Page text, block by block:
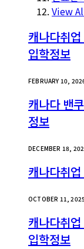
View
캐나다취
입학정보
FEBRUARY 10,
캐나다 밴
정보
DECEMBER 18,
캐나다취
OCTOBER 11,
캐나다취
입학정보